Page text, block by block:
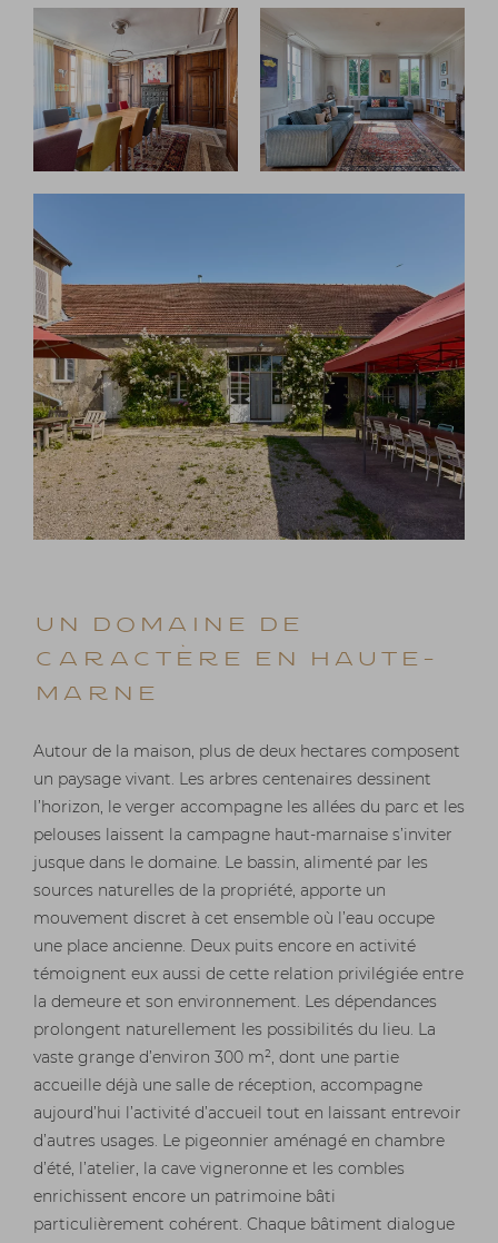
UN DOMAINE DE
CARACTÈRE EN HAUTE-
MARNE
Autour de la maison, plus de deux hectares composent
un paysage vivant. Les arbres centenaires dessinent
l’horizon, le verger accompagne les allées du parc et les
pelouses laissent la campagne haut-marnaise s’inviter
jusque dans le domaine. Le bassin, alimenté par les
sources naturelles de la propriété, apporte un
mouvement discret à cet ensemble où l’eau occupe
une place ancienne. Deux puits encore en activité
témoignent eux aussi de cette relation privilégiée entre
la demeure et son environnement. Les dépendances
prolongent naturellement les possibilités du lieu. La
vaste grange d’environ 300 m², dont une partie
accueille déjà une salle de réception, accompagne
aujourd’hui l’activité d’accueil tout en laissant entrevoir
d’autres usages. Le pigeonnier aménagé en chambre
d’été, l’atelier, la cave vigneronne et les combles
enrichissent encore un patrimoine bâti
particulièrement cohérent. Chaque bâtiment dialogue